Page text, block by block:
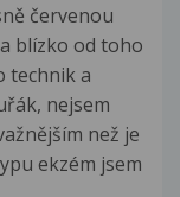
červenou
blízko od toho
technik a
nejsem
než je
ekzém jsem